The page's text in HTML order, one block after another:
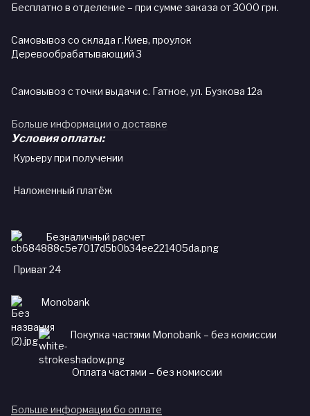
Бесплатно в отделение – при сумме заказа от 3000 грн.
Самовывоз со склада г.Киев, проулок
Деревообрабатывающий 3
Самовывоз с точки выдачи с. Гатное, ул. Бузкова 12а
Больше информации о доставке
Условия оплаты:
Курьеру при получении
Наложенный платёж
Безналичный расчет
Приват 24
Monobank
Покупка частями Monobank – без комиссии
Оплата частями – без комиссии
Больше информации бо оплате